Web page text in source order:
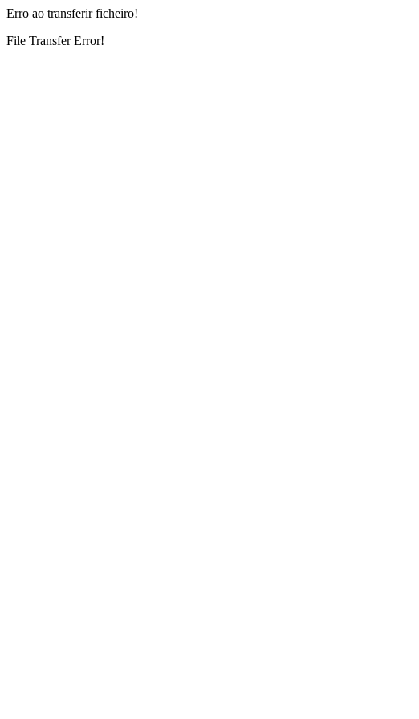
Erro ao transferir ficheiro!
File Transfer Error!